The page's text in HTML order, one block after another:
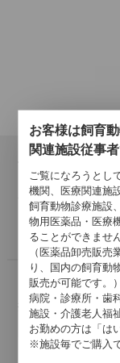
当サイトでの購入
登録の認証が済み
メールアドレス宛
お支払いについて
掛け払い・クレジ
以下のクレジット
お客様は飼育
関連施設従事
ご覧になろうとし
機関、医療関連施
飼育動物診療施設
物用医薬品・医療
ることができませ
（医薬品卸売販売
り、国内の飼育動
販売が可能です。）
病院・診療所・歯
施設・介護老人福
お勤めの方は「は
※施設毎でご購入